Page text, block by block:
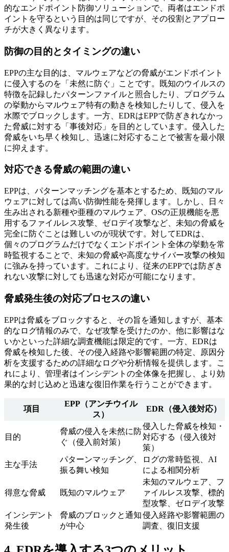
的なエンドポイント防御ソリューションで、両者はエンドポ
イントを守るという目的は同じですが、その役割とアプロー
チが大きく異なります。
防御の目的とタイミングの違い
EPPの主な目的は、マルウェアなどの脅威がエンドポイント
に侵入するのを「未然に防ぐ」ことです。既知のウイルスの
特徴を記録したパターンファイルと照合したり、プログラム
の挙動からマルウェア特有の動きを検知したりして、侵入を
水際でブロックします。一方、EDRはEPPで防ぎきれなかっ
た脅威に対する「事後対応」を目的としています。侵入した
脅威をいち早く検知し、迅速に対応することで被害を最小限
に抑えます。
対応できる脅威の範囲の違い
EPPは、パターンマッチングを基本とするため、既知のマル
ウェアに対しては高い防御性能を発揮します。しかし、日々
生み出される新種や亜種のマルウェア、OSの正規機能を悪
用するファイルレス攻撃、ゼロデイ攻撃など、未知の脅威を
完全に防ぐことは難しいのが現状です。対してEDRは、
個々のプログラムだけでなくエンドポイント全体の挙動を常
時監視することで、未知の脅威や高度なサイバー攻撃の検知
に強みを持っています。これにより、従来のEPPでは防ぎき
れない攻撃に対しても迅速な対応が可能になります。
脅威発生後の対応プロセスの違い
EPPは脅威をブロックすると、その旨を通知しますが、基本
的なログ情報のみで、なぜ攻撃を受けたのか、他に影響はな
いかといった詳細な調査機能は限定的です。一方、EDRは
脅威を検知した後、その侵入経路や影響範囲の特定、原因分
析を支援するための詳細なログや分析情報を提供します。こ
れにより、管理者はインシデントの全体像を把握し、より効
果的な封じ込めと迅速な復旧作業を行うことができます。
項目
EPP（アンチウイル
ス）
EDR（侵入後対応）
目的
脅威の侵入を未然に防
ぐ（侵入前対策）
侵入した脅威を検知・
対応する（侵入後対
策）
主な手法
パターンマッチング、
振る舞い検知
ログの常時監視、AI
による相関分析
得意な脅威 既知のマルウェア
未知のマルウェア、フ
ァイルレス攻撃、標的
型攻撃、ゼロデイ攻撃
インシデント
発生後
脅威のブロックと通知
が中心
侵入経路や影響範囲の
調査、復旧支援